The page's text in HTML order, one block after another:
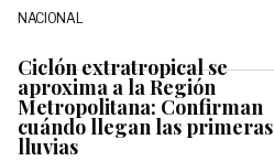
NACIONAL
Ciclón extratropical se
aproxima a la Región
Metropolitana: Confirman
cuándo llegan las primeras
lluvias